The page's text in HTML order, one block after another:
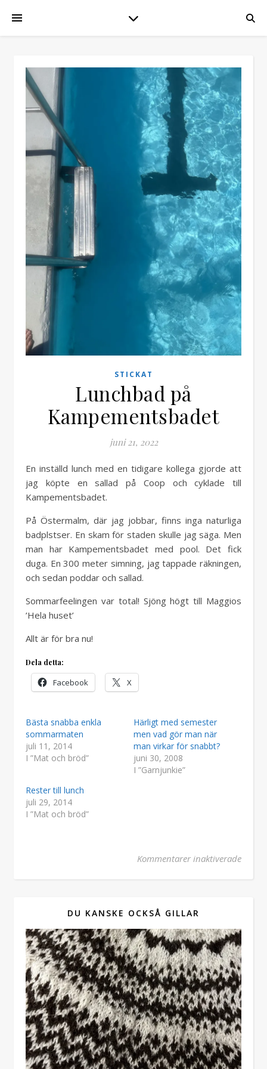
STICKAT
Lunchbad på
Kampementsbadet
juni 21, 2022
En inställd lunch med en tidigare kollega gjorde att
jag köpte en sallad på Coop och cyklade till
Kampementsbadet.
På Östermalm, där jag jobbar, finns inga naturliga
badplstser. En skam för staden skulle jag säga. Men
man har Kampementsbadet med pool. Det fick
duga. En 300 meter simning, jag tappade räkningen,
och sedan poddar och sallad.
Sommarfeelingen var total! Sjöng högt till Maggios
’Hela huset’
Allt är för bra nu!
Dela detta:
Facebook X
Bästa snabba enkla
sommarmaten
juli 11, 2014
I ”Mat och bröd”
Härligt med semester
men vad gör man när
man virkar för snabbt?
juni 30, 2008
I ”Garnjunkie”
Rester till lunch
juli 29, 2014
I ”Mat och bröd”
Kommentarer inaktiveradeför
DU KANSKE OCKSÅ GILLAR